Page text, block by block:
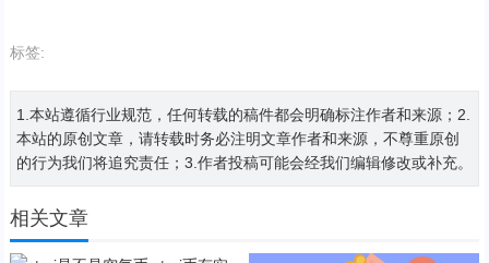
标签:
1.本站遵循行业规范，任何转载的稿件都会明确标注作者和来源；2.
本站的原创文章，请转载时务必注明文章作者和来源，不尊重原创
的行为我们将追究责任；3.作者投稿可能会经我们编辑修改或补充。
相关文章